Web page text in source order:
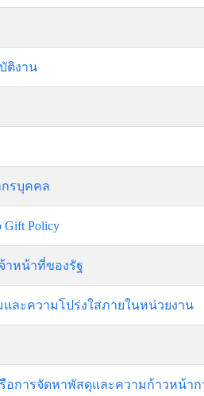
ติงาน
กรบุคคล
Policy
าหน้าที่ของรัฐ
ละความโปร่งใสภายในหน่วยงาน
อการจัดหาพัสดุและความก้าวหน้า